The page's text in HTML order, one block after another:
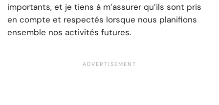
importants, et je tiens à m’assurer qu’ils sont pris
en compte et respectés lorsque nous planifions
ensemble nos activités futures.